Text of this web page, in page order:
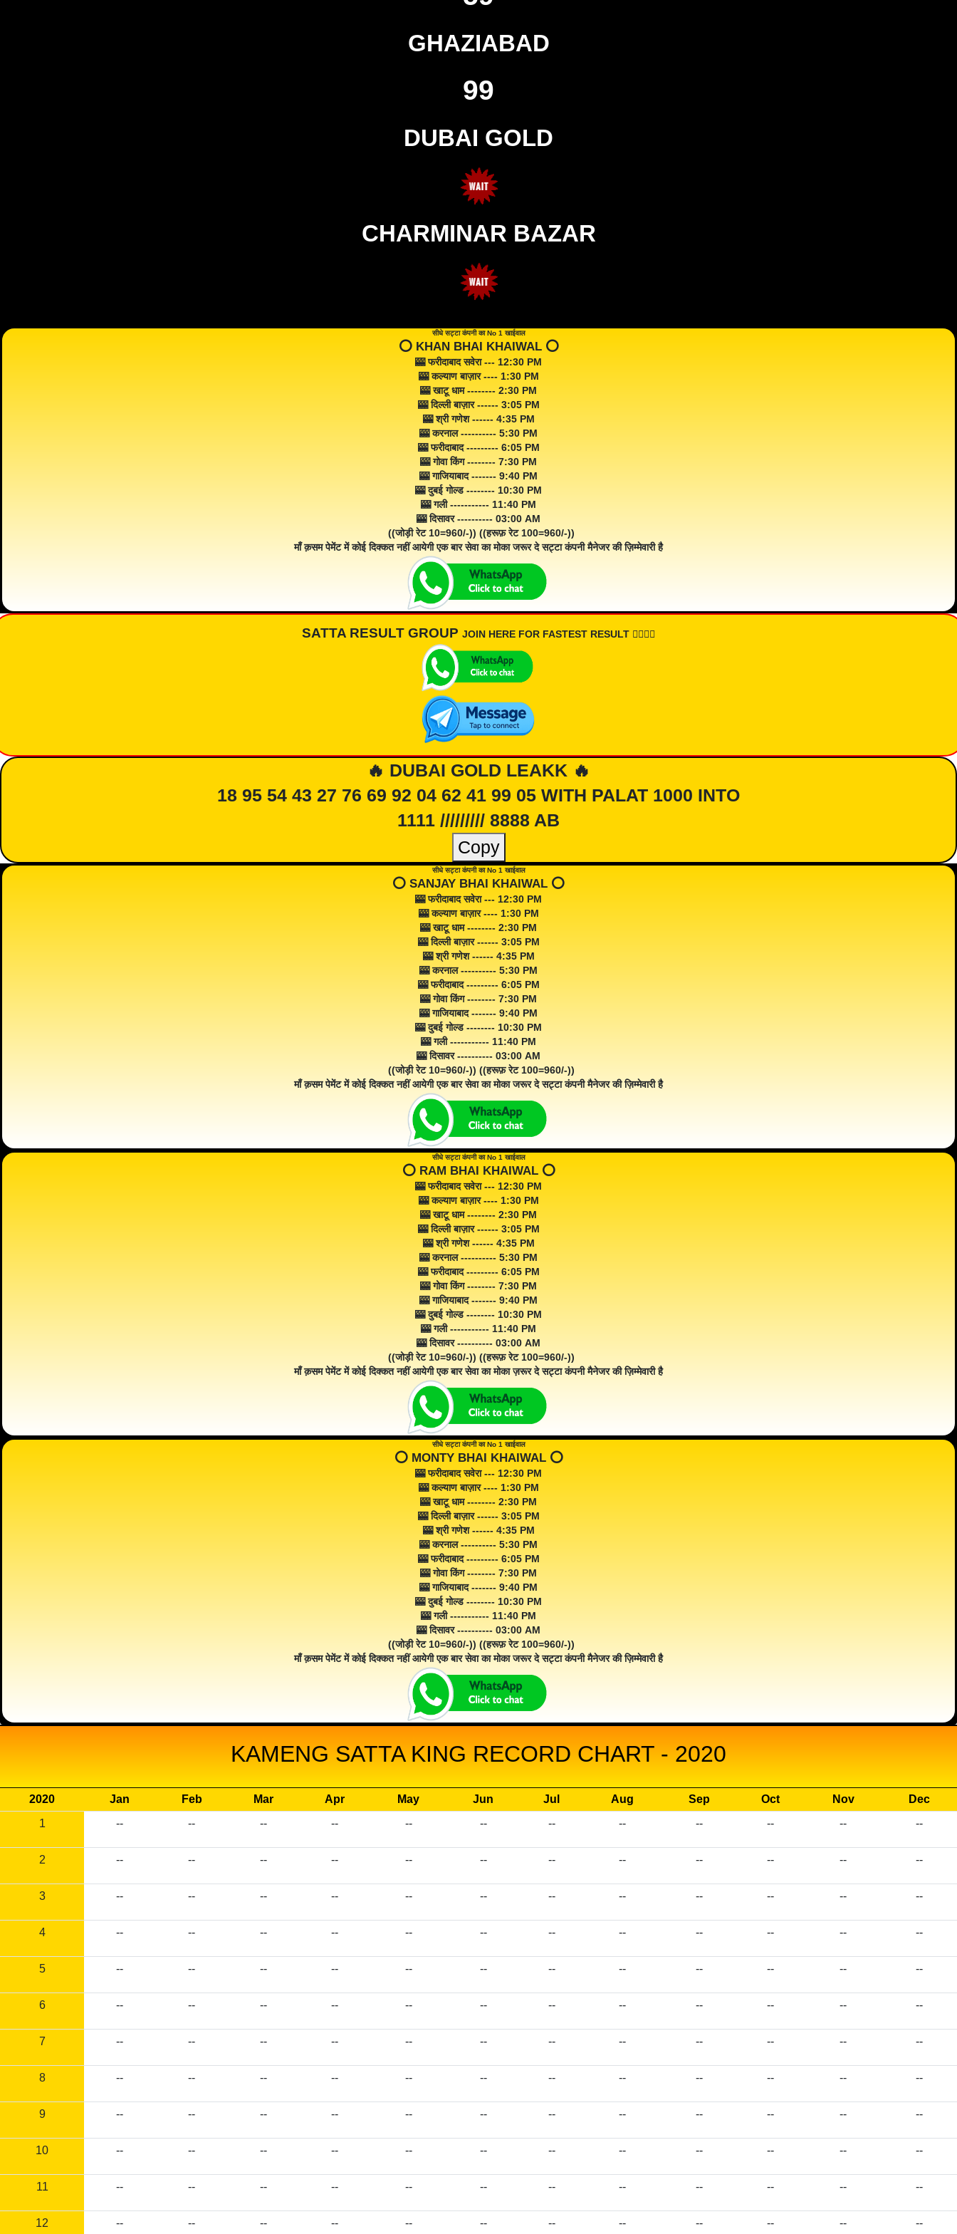
GHAZIABAD
99
DUBAI GOLD
CHARMINAR BAZAR
सीधे सट्टा कंपनी का No 1 खाईवाल
⭕️ KHAN BHAI KHAIWAL ⭕️
🎰 फरीदाबाद सवेरा --- 12:30 PM
🎰 कल्याण बाज़ार ---- 1:30 PM
🎰 खाटू धाम -------- 2:30 PM
🎰 दिल्ली बाज़ार ------ 3:05 PM
🎰 श्री गणेश ------ 4:35 PM
🎰 करनाल ---------- 5:30 PM
🎰 फरीदाबाद --------- 6:05 PM
🎰 गोवा किंग -------- 7:30 PM
🎰 गाजियाबाद ------- 9:40 PM
🎰 दुबई गोल्ड -------- 10:30 PM
🎰 गली ----------- 11:40 PM
🎰 दिसावर ---------- 03:00 AM
((जोड़ी रेट 10=960/-)) ((हरूफ़ रेट 100=960/-))
माँ क़सम पेमेंट में कोई दिक्कत नहीं आयेगी एक बार सेवा का मोका जरूर दे सट्टा कंपनी मैनेजर की ज़िम्मेवारी है
SATTA RESULT GROUP JOIN HERE FOR FASTEST RESULT 👇🏾👇🏾
🔥 DUBAI GOLD LEAKK 🔥
18 95 54 43 27 76 69 92 04 62 41 99 05 WITH PALAT 1000 INTO
1111 ///////// 8888 AB
Copy
सीधे सट्टा कंपनी का No 1 खाईवाल
⭕️ SANJAY BHAI KHAIWAL ⭕️
🎰 फरीदाबाद सवेरा --- 12:30 PM
🎰 कल्याण बाज़ार ---- 1:30 PM
🎰 खाटू धाम -------- 2:30 PM
🎰 दिल्ली बाज़ार ------ 3:05 PM
🎰 श्री गणेश ------ 4:35 PM
🎰 करनाल ---------- 5:30 PM
🎰 फरीदाबाद --------- 6:05 PM
🎰 गोवा किंग -------- 7:30 PM
🎰 गाजियाबाद ------- 9:40 PM
🎰 दुबई गोल्ड -------- 10:30 PM
🎰 गली ----------- 11:40 PM
🎰 दिसावर ---------- 03:00 AM
((जोड़ी रेट 10=960/-)) ((हरूफ़ रेट 100=960/-))
माँ क़सम पेमेंट में कोई दिक्कत नहीं आयेगी एक बार सेवा का मोका जरूर दे सट्टा कंपनी मैनेजर की ज़िम्मेवारी है
सीधे सट्टा कंपनी का No 1 खाईवाल
⭕️ RAM BHAI KHAIWAL ⭕️
🎰 फरीदाबाद सवेरा --- 12:30 PM
🎰 कल्याण बाज़ार ---- 1:30 PM
🎰 खाटू धाम -------- 2:30 PM
🎰 दिल्ली बाज़ार ------ 3:05 PM
🎰 श्री गणेश ------ 4:35 PM
🎰 करनाल ---------- 5:30 PM
🎰 फरीदाबाद --------- 6:05 PM
🎰 गोवा किंग -------- 7:30 PM
🎰 गाजियाबाद ------- 9:40 PM
🎰 दुबई गोल्ड -------- 10:30 PM
🎰 गली ----------- 11:40 PM
🎰 दिसावर ---------- 03:00 AM
((जोड़ी रेट 10=960/-)) ((हरूफ़ रेट 100=960/-))
माँ क़सम पेमेंट में कोई दिक्कत नहीं आयेगी एक बार सेवा का मोका ज़रूर दे सट्टा कंपनी मैनेजर की ज़िम्मेवारी है
सीधे सट्टा कंपनी का No 1 खाईवाल
⭕️ MONTY BHAI KHAIWAL ⭕️
🎰 फरीदाबाद सवेरा --- 12:30 PM
🎰 कल्याण बाज़ार ---- 1:30 PM
🎰 खाटू धाम -------- 2:30 PM
🎰 दिल्ली बाज़ार ------ 3:05 PM
🎰 श्री गणेश ------ 4:35 PM
🎰 करनाल ---------- 5:30 PM
🎰 फरीदाबाद --------- 6:05 PM
🎰 गोवा किंग -------- 7:30 PM
🎰 गाजियाबाद ------- 9:40 PM
🎰 दुबई गोल्ड -------- 10:30 PM
🎰 गली ----------- 11:40 PM
🎰 दिसावर ---------- 03:00 AM
((जोड़ी रेट 10=960/-)) ((हरूफ़ रेट 100=960/-))
माँ क़सम पेमेंट में कोई दिक्कत नहीं आयेगी एक बार सेवा का मोका जरूर दे सट्टा कंपनी मैनेजर की ज़िम्मेवारी है
KAMENG SATTA KING RECORD CHART - 2020
2020 Jan Feb Mar Apr May Jun Jul Aug Sep Oct Nov
Dec
1
-- -- -- -- -- -- -- -- -- -- -- --
2 -- -- -- -- -- -- -- -- -- -- -- --
3 -- -- -- -- -- -- -- -- -- -- -- --
4 -- -- -- -- -- -- -- -- -- -- -- --
5 -- -- -- -- -- -- -- -- -- -- -- --
6 -- -- -- -- -- -- -- -- -- -- -- --
7 -- -- -- -- -- -- -- -- -- -- -- --
8 -- -- -- -- -- -- -- -- -- -- -- --
9 -- -- -- -- -- -- -- -- -- -- -- --
10 -- -- -- -- -- -- -- -- -- -- -- --
11 -- -- -- -- -- -- -- -- -- -- -- --
12 -- -- -- -- -- -- -- -- -- -- -- --